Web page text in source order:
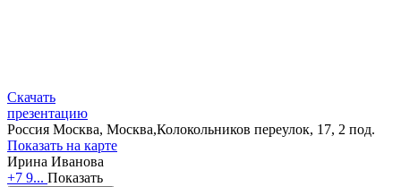
Скачать
презентацию
Россия Москва, Москва,Колокольников переулок, 17, 2 под.
Показать на карте
Ирина Иванова
+7 9... Показать